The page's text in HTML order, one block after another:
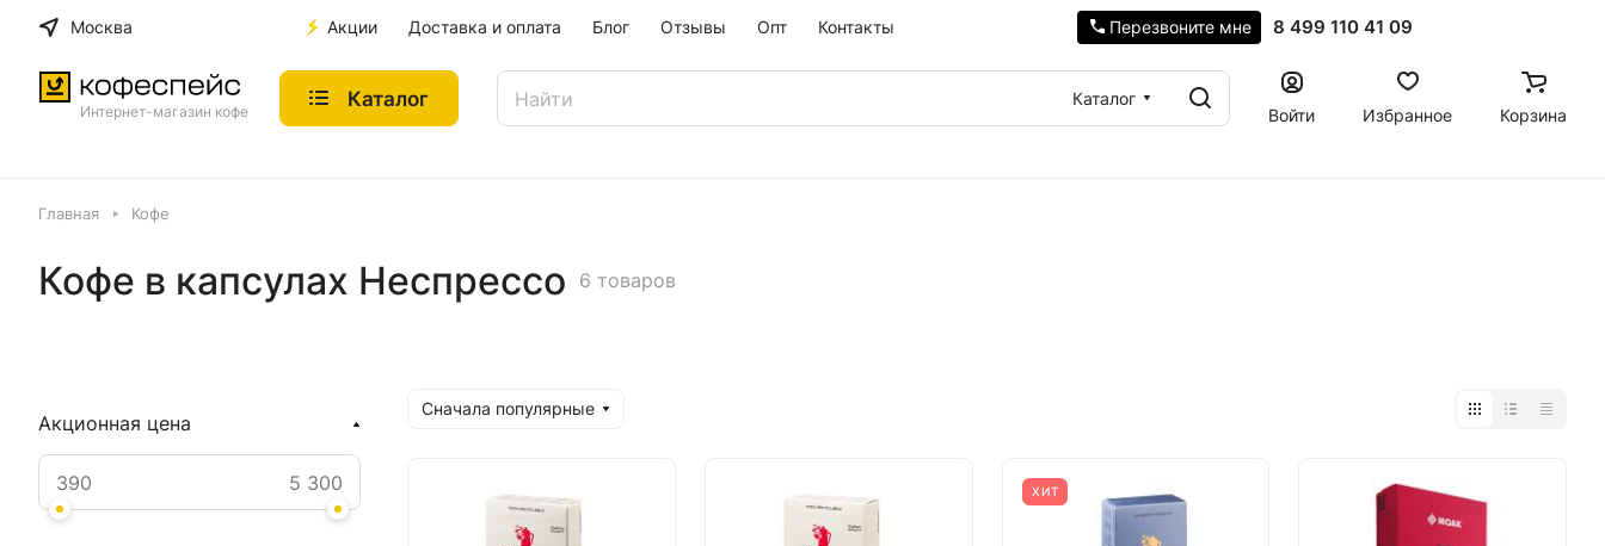
Москва Акции Доставка и оплата Блог Отзывы Опт Контакты 8 499 110 41 09
Перезвоните мне
Интернет-магазин кофе
Каталог
Каталог
Войти
Избранное Корзина
Главная Кофе
Кофе в капсулах Неспрессо 6 товаров
Сначала популярные
ХИТ
Акционная цена